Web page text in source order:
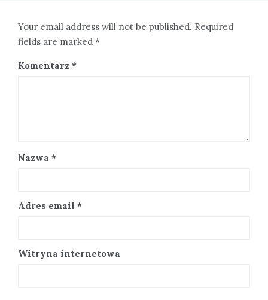
Your email address will not be published. Required
fields are marked *
Komentarz *
Nazwa *
Adres email *
Witryna internetowa